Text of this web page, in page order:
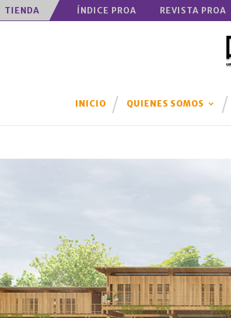
TIENDA ÍNDICE PROA REVISTA PROA
INICIO QUIENES SOMOS